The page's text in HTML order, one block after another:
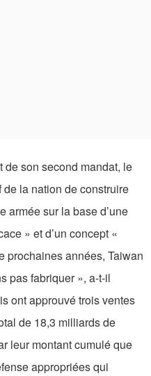
de son second mandat, le
la nation de construire
armée sur la base d’une
» et d’un concept «
prochaines années, Taiwan
pas fabriquer », a-t-il
ont approuvé trois ventes
de 18,3 milliards de
leur montant cumulé que
appropriées qui